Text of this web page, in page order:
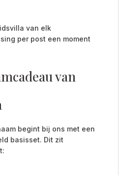
van elk
per post een moment
van
begint bij ons met een
basisset. Dit zit